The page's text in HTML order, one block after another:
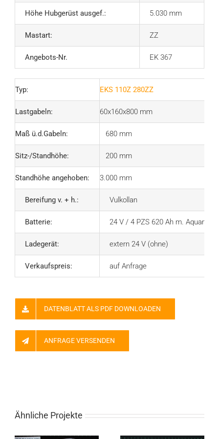
Höhe Hubgerüst ausgef.: 5.030 mm
Mastart: ZZ
Angebots-Nr. EK 367
Typ: EKS 110Z 280ZZ
Lastgabeln: 60x160x800 mm
Maß ü.d.Gabeln: 680 mm
Sitz-/Standhöhe: 200 mm
Standhöhe angehoben: 3.000 mm
Bereifung v. + h.: Vulkollan
Batterie: 24 V / 4 PZS 620 Ah m. Aquamatik
Ladegerät: extern 24 V (ohne)
Verkaufspreis: auf Anfrage
DATENBLATT ALS PDF DOWNLOADEN
ANFRAGE VERSENDEN
Ähnliche Projekte